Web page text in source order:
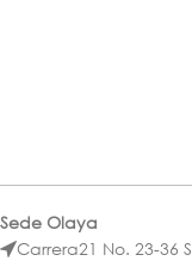
Sede Olaya
Carrera21 No. 23-36